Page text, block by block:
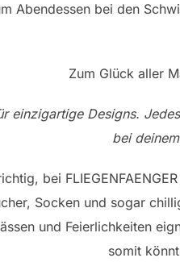
Abendessen bei den
Zum Glück aller
einzigartige Designs.
bei
bei
Socken und sogar
und Feierlichkeiten
somit